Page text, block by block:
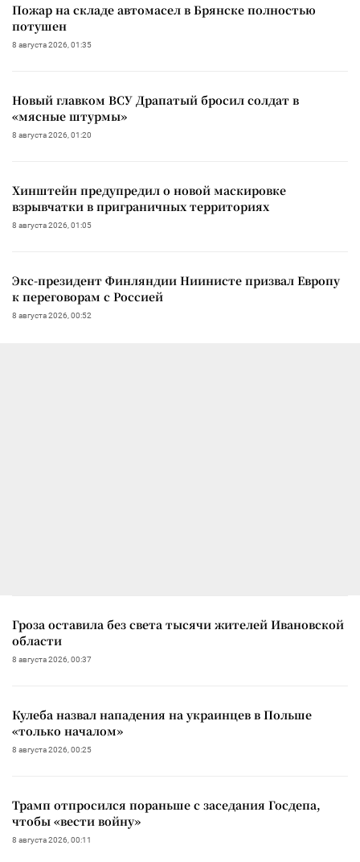
Пожар на складе автомасел в Брянске полностью
потушен
8 августа 2026, 01:35
Новый главком ВСУ Драпатый бросил солдат в
«мясные штурмы»
8 августа 2026, 01:20
Хинштейн предупредил о новой маскировке
взрывчатки в приграничных территориях
8 августа 2026, 01:05
Экс-президент Финляндии Ниинисте призвал Европу
к переговорам с Россией
8 августа 2026, 00:52
Гроза оставила без света тысячи жителей Ивановской
области
8 августа 2026, 00:37
Кулеба назвал нападения на украинцев в Польше
«только началом»
8 августа 2026, 00:25
Трамп отпросился пораньше с заседания Госдепа,
чтобы «вести войну»
8 августа 2026, 00:11